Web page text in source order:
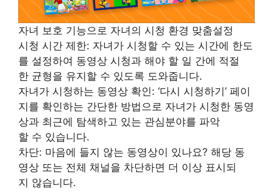
자녀 보호 기능으로 자녀의 시청 환경 맞춤설정
시청 시간 제한: 자녀가 시청할 수 있는 시간에 한도
를 설정하여 동영상 시청과 해야 할 일 간에 적절
한 균형을 유지할 수 있도록 도와줍니다.
자녀가 시청하는 동영상 확인: ‘다시 시청하기’ 페이
지를 확인하는 간단한 방법으로 자녀가 시청한 동영
상과 최근에 탐색하고 있는 관심분야를 파악
할 수 있습니다.
차단: 마음에 들지 않는 동영상이 있나요? 해당 동
영상 또는 전체 채널을 차단하면 더 이상 표시되
지 않습니다.